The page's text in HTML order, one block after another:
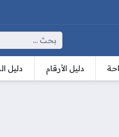
البحث عن:
دليل الأرقام دليل